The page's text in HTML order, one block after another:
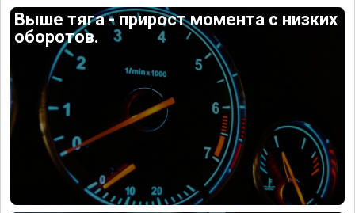
Выше тяга - прирост момента с низких
оборотов.